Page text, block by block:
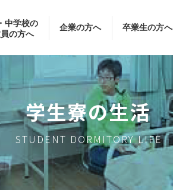
中学校の
の方へ
企業の方へ 卒業生の方へ
学生寮の生活
STUDENT DORMITORY LIFE